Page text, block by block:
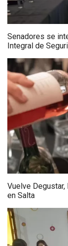
Senadores se
Integral de
Vuelve
en Salta